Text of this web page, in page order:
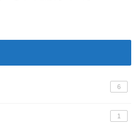
6
1